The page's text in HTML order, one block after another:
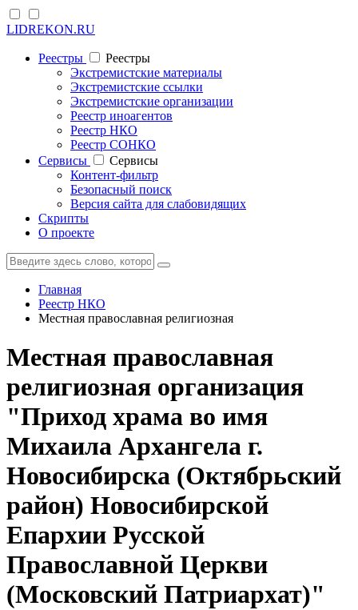
LIDREKON.RU
Реестры
Реестры
Экстремистские материалы
Экстремистские ссылки
Экстремистские организации
Реестр иноагентов
Реестр НКО
Реестр СОНКО
Cервисы
Cервисы
Контент-фильтр
Безопасный поиск
Версия сайта для слабовидящих
Скрипты
О проекте
Главная
Реестр НКО
Местная православная религиозная
Местная православная
религиозная организация
"Приход храма во имя
Михаила Архангела г.
Новосибирска (Октябрьский
район) Новосибирской
Епархии Русской
Православной Церкви
(Московский Патриархат)"